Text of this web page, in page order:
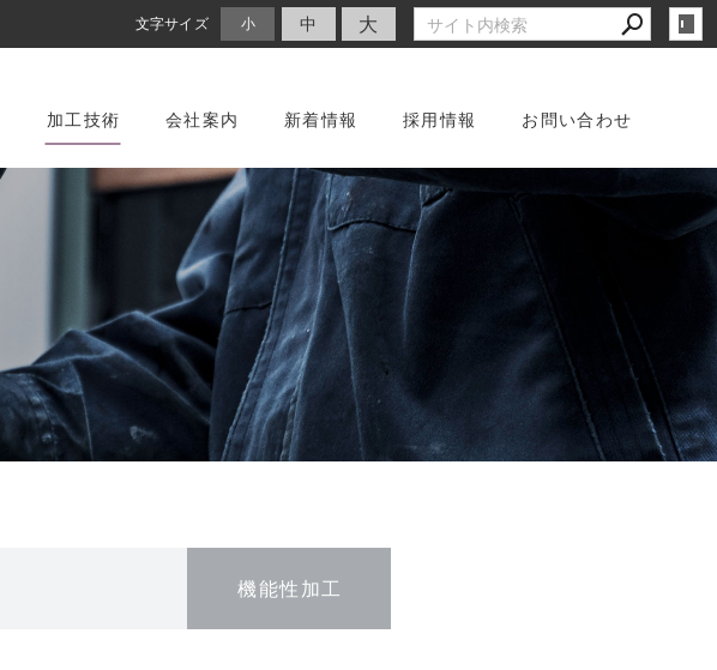
文字サイズ 小 中 大
加工技術 会社案内 新着情報 採用情報 お問い合わせ
機能性加工